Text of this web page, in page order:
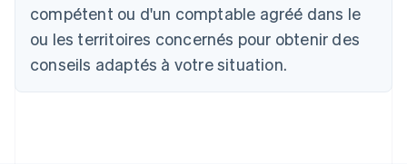
compétent ou d'un comptable agréé dans le
ou les territoires concernés pour obtenir des
conseils adaptés à votre situation.
Canada
Chine continentale
简体中文English